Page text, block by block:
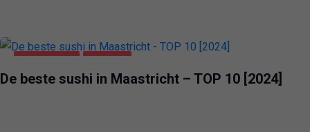
De beste sushi in Maastricht – TOP 10 [2024]